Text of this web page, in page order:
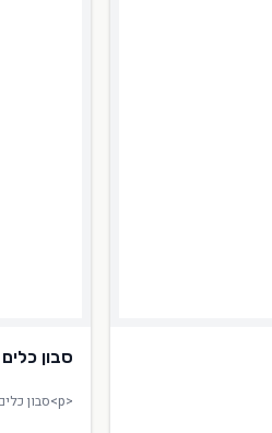
סבון כלים 24% פיירי 1.240 ליטר
<p>סבון כלים פיירי 24%</p>